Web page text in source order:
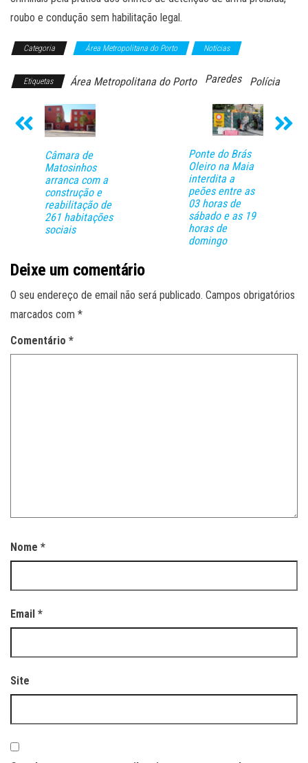
roubo e condução sem habilitação legal.
Categoria Área Metropolitana do Porto Notícias
Etiquetas Área Metropolitana do Porto Paredes Polícia
Câmara de
Matosinhos
arranca com a
construção e
reabilitação de
261 habitações
sociais
Ponte do Brás
Oleiro na Maia
interdita a
peões entre as
03 horas de
sábado e as 19
horas de
domingo
Deixe um comentário
O seu endereço de email não será publicado. Campos obrigatórios
marcados com *
Comentário *
Nome *
Email *
Site